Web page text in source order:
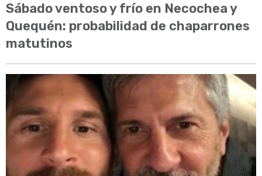
Sábado ventoso y frío en Necochea y
Quequén: probabilidad de chaparrones
matutinos